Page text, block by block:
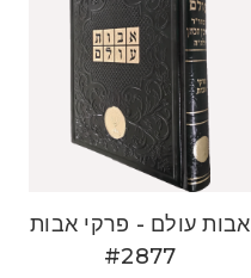
אבות עולם - פרקי אבות
#2877